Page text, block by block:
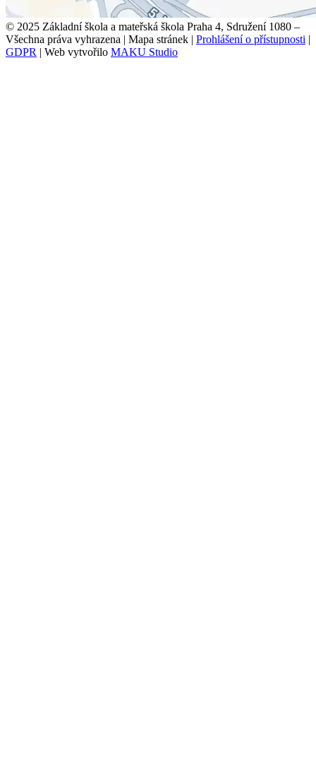
© 2025 Základní škola a mateřská škola Praha 4, Sdružení 1080 –
Všechna práva vyhrazena | Mapa stránek | Prohlášení o přístupnosti |
GDPR | Web vytvořilo MAKU Studio